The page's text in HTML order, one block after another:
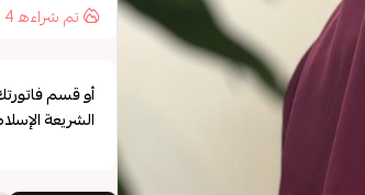
تم شراءه4
أو قسم
الشريعة